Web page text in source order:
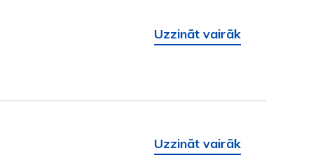
Uzzināt vairāk
Uzzināt vairāk